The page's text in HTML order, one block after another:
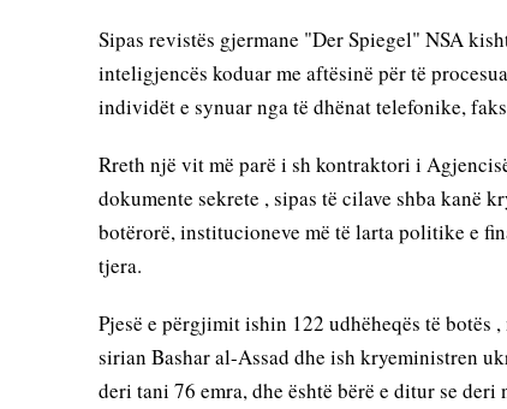
Sipas revistës gjermane "Der Spiegel" NSA
inteligjencës koduar me aftësinë për të
individët e synuar nga të dhënat telefonike,
Rreth një vit më parë i sh kontraktori i
dokumente sekrete , sipas të cilave shba kanë
botërorë, institucioneve më të larta politike e
tjera.
Pjesë e përgjimit ishin 122 udhëheqës të
sirian Bashar al-Assad dhe ish kryeministren
deri tani 76 emra, dhe është bërë e ditur se